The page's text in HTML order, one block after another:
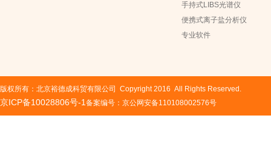
手持式LIBS光谱仪
便携式离子盐分析仪
专业软件
版权所有：北京裕德成科贸有限公司 Copyright 2016 All Rights Reserved.
京ICP备10028806号-1 备案编号：京公网安备110108002576号